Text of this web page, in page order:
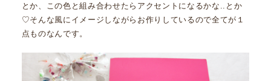
とか、この色と組み合わせたらアクセントになるかな..とか
♡そんな風にイメージしながらお作りしているので全てが１
点ものなんです。